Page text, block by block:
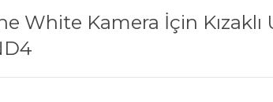
White Kamera İçin Kızaklı